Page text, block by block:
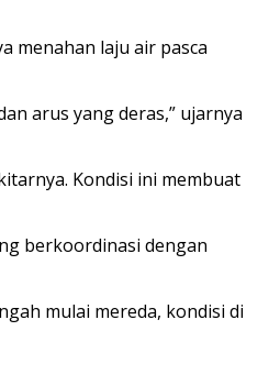
menahan laju air pasca
arus yang deras,” ujarnya
Kondisi ini membuat
berkoordinasi dengan
mulai mereda, kondisi di